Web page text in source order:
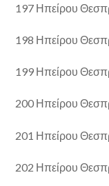
197 Ηπείρου
198 Ηπείρου
199 Ηπείρου
200 Ηπείρου
201 Ηπείρου
202 Ηπείρου